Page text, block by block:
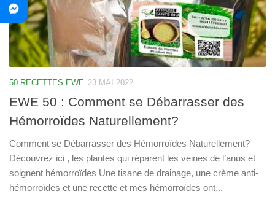
50 RECETTES EWE 23 MAI 2022
EWE 50 : Comment se Débarrasser des
Hémorroïdes Naturellement?
Comment se Débarrasser des Hémorroïdes Naturellement?
Découvrez ici , les plantes qui réparent les veines de l’anus et
soignent hémorroïdes Une tisane de drainage, une crème anti-
hémorroïdes et une recette et mes hémorroïdes ont...